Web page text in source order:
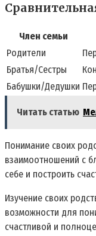
Член семьи
Родители
Братья/Сестры
Бабушки/Дедушки
Читать статью
Понимание своих
взаимоотношений с
себе и построить
Изучение своих
возможности для
счастливой и